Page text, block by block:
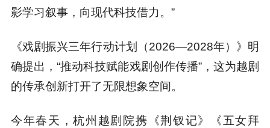
影学习叙事，向现代科技借力。”
《戏剧振兴三年行动计划（2026—2028年）》明
确提出，“推动科技赋能戏剧创作传播”，这为越剧
的传承创新打开了无限想象空间。
今年春天，杭州越剧院携《荆钗记》《五女拜